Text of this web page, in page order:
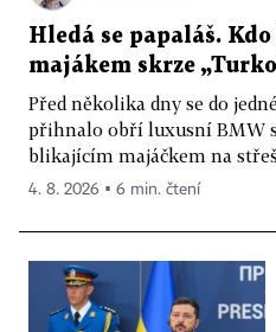
Hledá se papaláš.
majákem skrze
Před několika dny se do
přihnalo obří luxusní BMW
blikajícím majáčkem na
4. 8. 2026 ▪ 6 min. čtení